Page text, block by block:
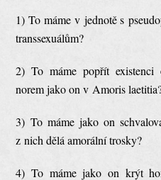
1) To máme v jednotě s
transsexuálům?
2) To máme popřít existenci
norem jako on v Amoris
3) To máme jako on
z nich dělá amorální trosky?
4) To máme jako on krýt